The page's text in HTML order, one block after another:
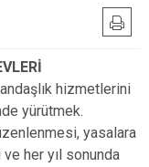
hizmetlerini
yürütmek.
yasalara
her yıl sonunda